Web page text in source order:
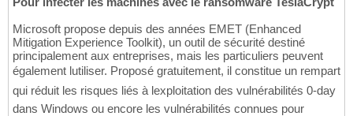
Microsoft propose depuis des années EMET (Enhanced
Mitigation Experience Toolkit), un outil de sécurité destiné
principalement aux entreprises, mais les particuliers peuvent
également lutiliser. Proposé gratuitement, il constitue un rempart
qui réduit les risques liés à lexploitation des vulnérabilités 0-day
dans Windows ou encore les vulnérabilités connues pour